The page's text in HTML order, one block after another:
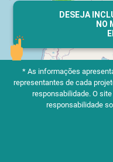
DESEJA
NO
* As informações
representantes de cada
responsabilidade. O
responsabilidade